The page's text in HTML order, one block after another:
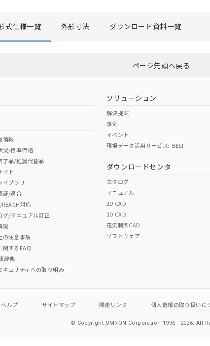
式仕様一覧 外形寸法 ダウンロード資料一覧
ページ先頭へ戻る
情報
況/標準価格
了品/推奨代替品
イト
イブラリ
証/適合
REACH対応
グ/マニュアル訂正
説
の注意事項
関するFAQ
辞典
キュリティへの取り組み
ソリューション
解決提案
事例
イベント
現場データ活用サービスi-BELT
ダウンロードセンタ
カタログ
マニュアル
2D CAD
3D CAD
電気制御CAD
ソフトウェア
ヘルプ サイトマップ 関連リンク 個人情報の取り扱いに
© Copyright OMRON Corporation 1996 - 2026.All